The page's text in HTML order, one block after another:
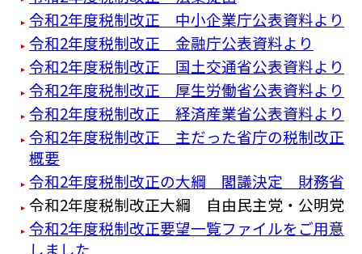
令和2年度税制改正 中小企業庁公表資料より
令和2年度税制改正 金融庁公表資料より
令和2年度税制改正 国土交通省公表資料より
令和2年度税制改正 厚生労働省公表資料より
令和2年度税制改正 経済産業省公表資料より
令和2年度税制改正 主だった省庁の税制改正
概要
令和2年度税制改正の大綱 閣議決定 財務省
令和2年度税制改正大綱 自由民主党・公明党
令和2年度税制改正要望一覧ファイルをご用意
しました